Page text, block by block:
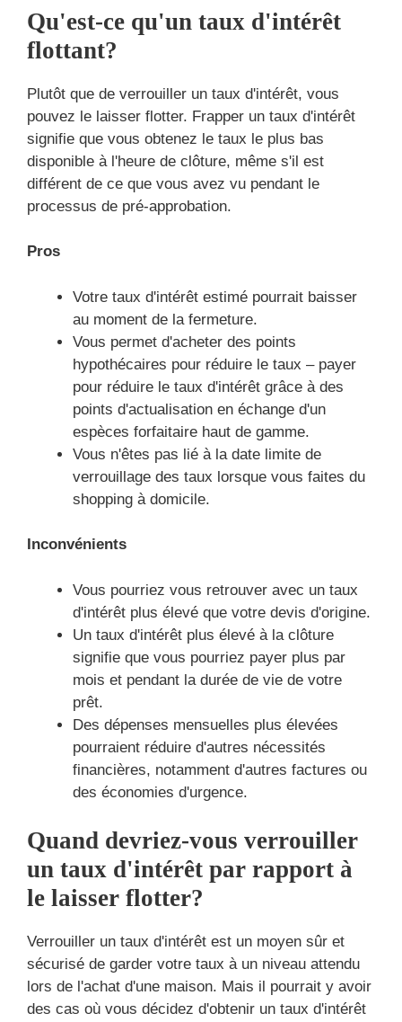
Qu'est-ce qu'un taux d'intérêt
flottant?
Plutôt que de verrouiller un taux d'intérêt, vous
pouvez le laisser flotter. Frapper un taux d'intérêt
signifie que vous obtenez le taux le plus bas
disponible à l'heure de clôture, même s'il est
différent de ce que vous avez vu pendant le
processus de pré-approbation.
Pros
Votre taux d'intérêt estimé pourrait baisser
au moment de la fermeture.
Vous permet d'acheter des points
hypothécaires pour réduire le taux – payer
pour réduire le taux d'intérêt grâce à des
points d'actualisation en échange d'un
espèces forfaitaire haut de gamme.
Vous n'êtes pas lié à la date limite de
verrouillage des taux lorsque vous faites du
shopping à domicile.
Inconvénients
Vous pourriez vous retrouver avec un taux
d'intérêt plus élevé que votre devis d'origine.
Un taux d'intérêt plus élevé à la clôture
signifie que vous pourriez payer plus par
mois et pendant la durée de vie de votre
prêt.
Des dépenses mensuelles plus élevées
pourraient réduire d'autres nécessités
financières, notamment d'autres factures ou
des économies d'urgence.
Quand devriez-vous verrouiller
un taux d'intérêt par rapport à
le laisser flotter?
Verrouiller un taux d'intérêt est un moyen sûr et
sécurisé de garder votre taux à un niveau attendu
lors de l'achat d'une maison. Mais il pourrait y avoir
des cas où vous décidez d'obtenir un taux d'intérêt